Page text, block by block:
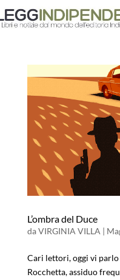
L’ombra del Duce
daVIRGINIA VILLA|
Cari lettori, oggi vi
Rocchetta, assiduo